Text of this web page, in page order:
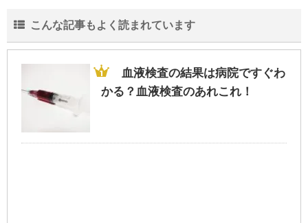
こんな記事もよく読まれています
血液検査の結果は病院ですぐわ
かる？血液検査のあれこれ！